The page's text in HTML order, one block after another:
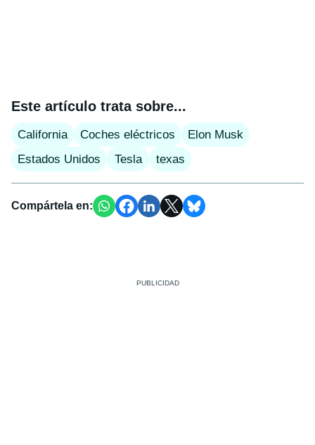
Este artículo trata sobre...
California Coches eléctricos
Elon Musk
Estados Unidos
Tesla texas
Compártela en: